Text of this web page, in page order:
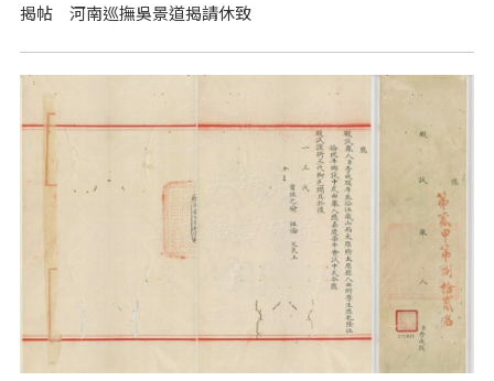
揭帖 河南巡撫吳景道揭請休致